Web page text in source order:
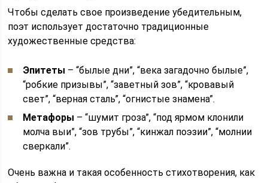
Чтобы сделать свое произведение убедительным,
поэт использует достаточно традиционные
художественные средства:
Эпитеты – “былые дни”, “века загадочно былые”,
“робкие призывы”, “заветный зов”, “кровавый
свет”, “верная сталь”, “огнистые знамена”.
Метафоры – “шумит гроза”, “под ярмом клонили
молча выи”, “зов трубы”, “кинжал поэзии”, “молнии
сверкали”.
Очень важна и такая особенность стихотворения, как